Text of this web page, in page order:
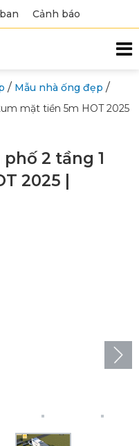
Cảnh báo
/ Mẫu nhà ống đẹp /
mặt tiền 5m HOT 2025
2 tầng 1
2025 |